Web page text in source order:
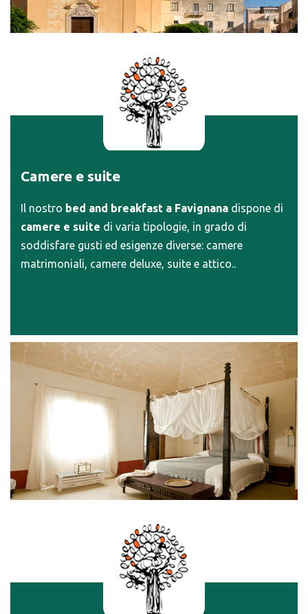
Camere e suite
Il nostro bed and breakfast a Favignana dispone di
camere e suite di varia tipologie, in grado di
soddisfare gusti ed esigenze diverse: camere
matrimoniali, camere deluxe, suite e attico..